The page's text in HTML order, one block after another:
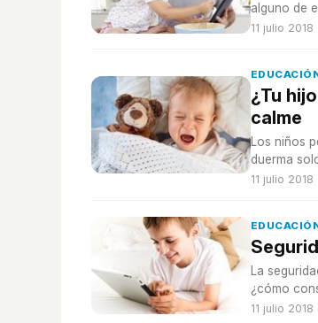
alguno de
11 julio 2018
¿Tu
calme
Los niños
duerma
11 julio 2018
La
¿cómo
11 julio 2018